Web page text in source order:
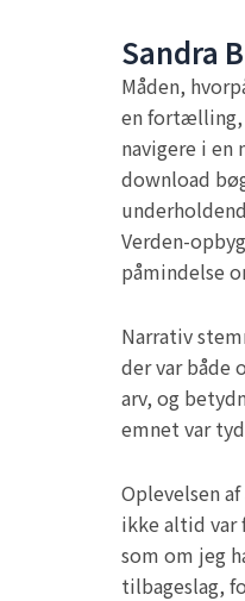
Sandra
Måden,
en fortælling,
navigere i
download
Verden-
påmindelse
Narrativ
der var både
arv, og
emnet var
Oplevelsen
ikke altid var
som om jeg
tilbageslag,